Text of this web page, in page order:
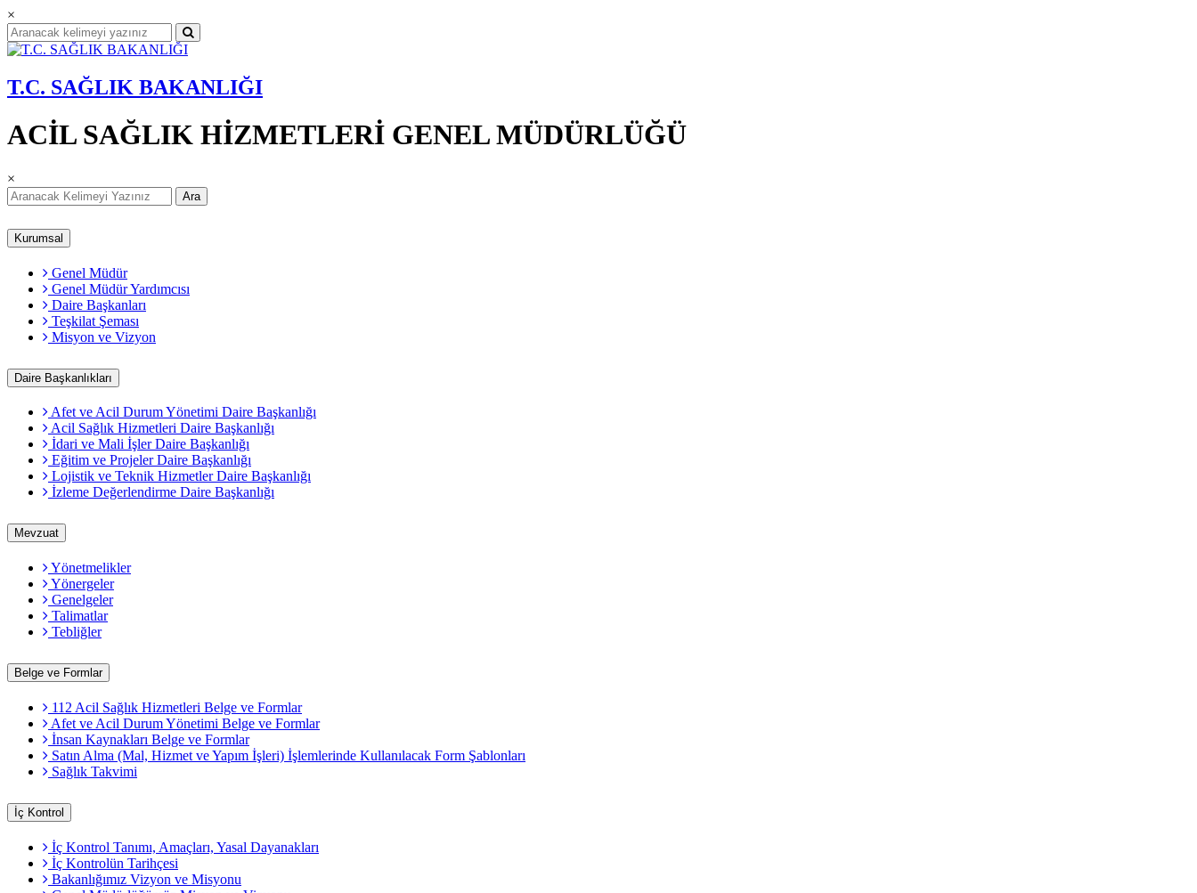
×
T.C. SAĞLIK BAKANLIĞI
ACİL SAĞLIK HİZMETLERİ GENEL MÜDÜRLÜĞÜ
×
Ara
Kurumsal
Genel Müdür
Genel Müdür Yardımcısı
Daire Başkanları
Teşkilat Şeması
Misyon ve Vizyon
Daire Başkanlıkları
Afet ve Acil Durum Yönetimi Daire Başkanlığı
Acil Sağlık Hizmetleri Daire Başkanlığı
İdari ve Mali İşler Daire Başkanlığı
Eğitim ve Projeler Daire Başkanlığı
Lojistik ve Teknik Hizmetler Daire Başkanlığı
İzleme Değerlendirme Daire Başkanlığı
Mevzuat
Yönetmelikler
Yönergeler
Genelgeler
Talimatlar
Tebliğler
Belge ve Formlar
112 Acil Sağlık Hizmetleri Belge ve Formlar
Afet ve Acil Durum Yönetimi Belge ve Formlar
İnsan Kaynakları Belge ve Formlar
Satın Alma (Mal, Hizmet ve Yapım İşleri) İşlemlerinde Kullanılacak Form Şablonları
Sağlık Takvimi
İç Kontrol
İç Kontrol Tanımı, Amaçları, Yasal Dayanakları
İç Kontrolün Tarihçesi
Bakanlığımız Vizyon ve Misyonu